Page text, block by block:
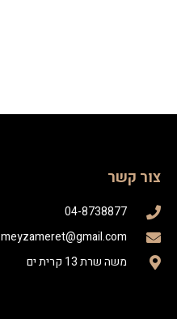
צור קשר
04-8738877
משה שרת 13 קרית ים